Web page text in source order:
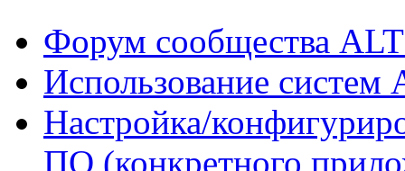
Форум сообщества
Использование систем
Настройка/
ПО (конкретного